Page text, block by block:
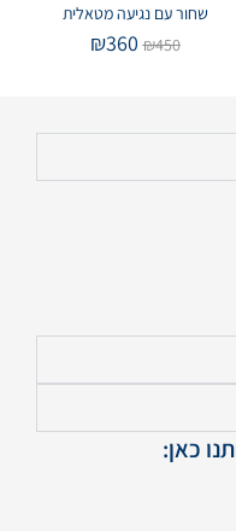
שחור עם נגיעה מטאלית
₪450
₪360
כאן: